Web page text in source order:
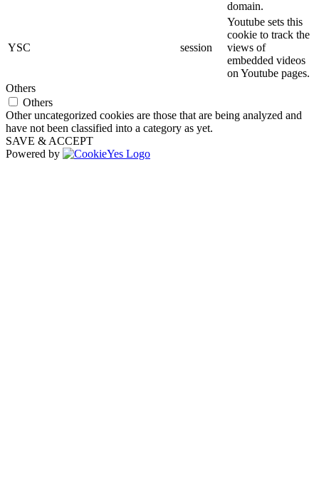
domain.
YSC session
Youtube sets this
cookie to track the
views of
embedded videos
on Youtube pages.
Others
Others
Other uncategorized cookies are those that are being analyzed and
have not been classified into a category as yet.
SAVE & ACCEPT
Powered by